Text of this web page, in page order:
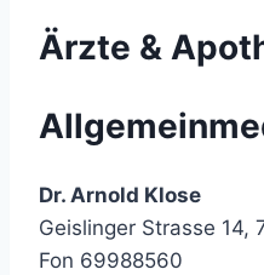
Ärzte &
Dr. Arnold Klose
Geislinger Strasse 14,
Fon 69988560